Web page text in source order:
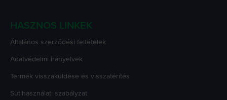
HASZNOS LINKEK
Általános szerződési feltételek
Adatvédelmi irányelvek
Termék visszaküldése és visszatérítés
Sütihasználati szabályzat